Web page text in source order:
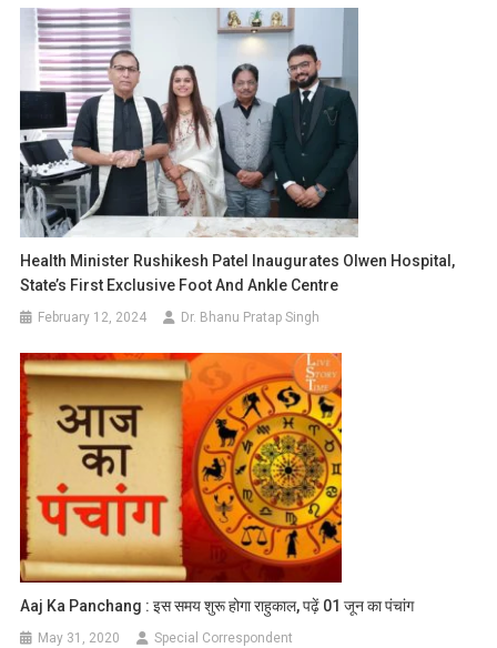
Health Minister Rushikesh Patel Inaugurates Olwen Hospital,
State’s First Exclusive Foot And Ankle Centre
February 12, 2024 Dr. Bhanu Pratap Singh
Aaj Ka Panchang : इस समय शुरू होगा राहुकाल, पढ़ें 01 जून का पंचांग
May 31, 2020 Special Correspondent